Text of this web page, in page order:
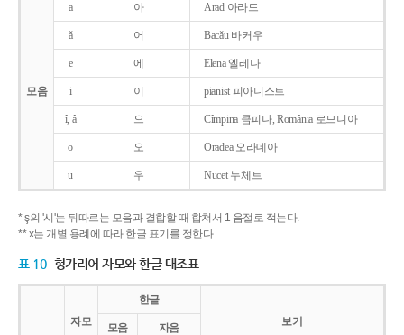
모음
a 아 Arad 아라드
ǎ 어 Bacǎu 바커우
e 에 Elena 엘레나
i 이 pianist 피아니스트
î, â 으 Cîmpina 큼피나, România 로므니아
o 오 Oradea 오라데아
u 우 Nucet 누체트
* ş의 '시'는 뒤따르는 모음과 결합할 때 합쳐서 1 음절로 적는다.
** x는 개별 용례에 따라 한글 표기를 정한다.
표 10 헝가리어 자모와 한글 대조표
자모
한글
보기
모음
자음